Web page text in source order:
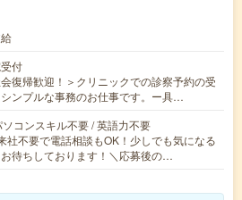
付
復帰歓迎！＞クリニックでの診察予約の受
ンプルな事務のお仕事です。ー具…
コンスキル不要 / 英語力不要
社不要で電話相談もOK！少しでも気になる
待ちしております！＼応募後の…